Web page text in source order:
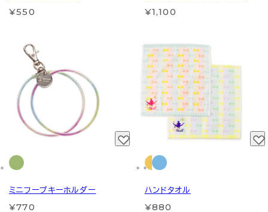
¥550 ¥1,100
ミニフープキーホルダー
¥770
ハンドタオル
¥880